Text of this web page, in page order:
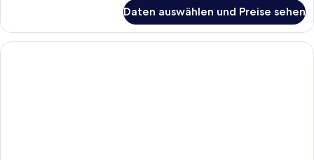
Daten auswählen und Preise sehen